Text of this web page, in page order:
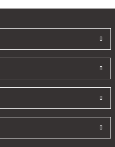
görüntülenemiyor.
olmalı.